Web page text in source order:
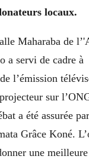
locaux.
Maharaba de
a servi de cadre à
l’émission
sur
a été assurée
Grâce Koné.
une